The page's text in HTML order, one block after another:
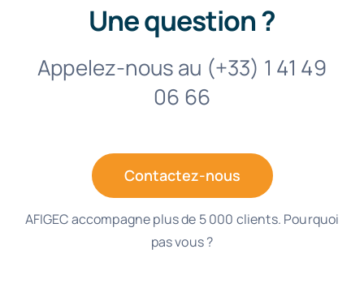
Une question ?
Appelez-nous au (+33) 1 41 49
06 66
Contactez-nous
AFIGEC accompagne plus de 5 000 clients. Pourquoi
pas vous ?